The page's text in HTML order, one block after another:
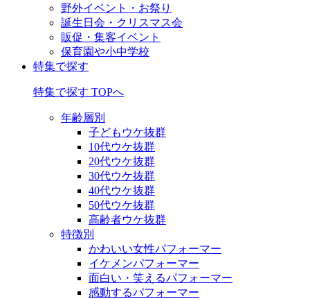
野外イベント・お祭り
誕生日会・クリスマス会
販促・集客イベント
保育園や小中学校
特集で探す
特集で探す TOPへ
年齢層別
子どもウケ抜群
10代ウケ抜群
20代ウケ抜群
30代ウケ抜群
40代ウケ抜群
50代ウケ抜群
高齢者ウケ抜群
特徴別
かわいい女性パフォーマー
イケメンパフォーマー
面白い・笑えるパフォーマー
感動するパフォーマー